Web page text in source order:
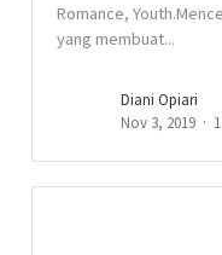
Romance,
yang membuat...
Diani Opiari
Nov 3, 2019